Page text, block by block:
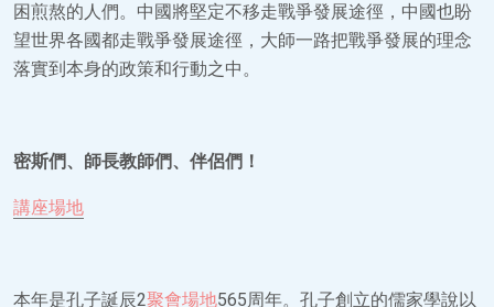
困煎熬的人們。中國將堅定不移走戰爭發展途徑，中國也盼
望世界各國都走戰爭發展途徑，大師一路把戰爭發展的理念
落實到本身的政策和行動之中。
密斯們、師長教師們、伴侶們！
講座場地
本年是孔子誕辰2聚會場地565周年。孔子創立的儒家學說以